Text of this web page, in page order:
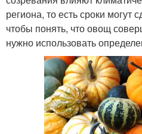
региона, то есть сроки могут
чтобы понять, что овощ
нужно использовать